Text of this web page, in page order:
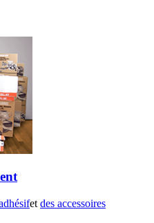
et des accessoires